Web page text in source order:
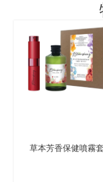
草本芳香保健噴霧